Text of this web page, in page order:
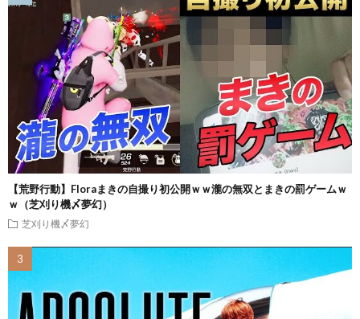
【荒野行動】Floraまきの自撮り初公開ｗｗ瀧の無双とまきの罰ゲームｗ
ｗ（芝刈り機〆夢幻）
芝刈り機〆夢幻